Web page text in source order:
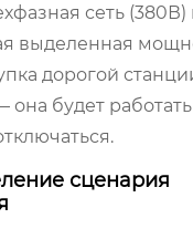
сеть (380В)
выделенная
дорогой
будет
сценария